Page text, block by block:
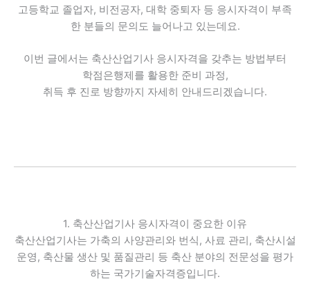
고등학교 졸업자, 비전공자, 대학 중퇴자 등 응시자격이 부족
한 분들의 문의도 늘어나고 있는데요.
이번 글에서는 축산산업기사 응시자격을 갖추는 방법부터
학점은행제를 활용한 준비 과정,
취득 후 진로 방향까지 자세히 안내드리겠습니다.
1. 축산산업기사 응시자격이 중요한 이유
축산산업기사는 가축의 사양관리와 번식, 사료 관리, 축산시설
운영, 축산물 생산 및 품질관리 등 축산 분야의 전문성을 평가
하는 국가기술자격증입니다.